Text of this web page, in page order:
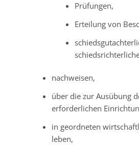
Prüfungen,
Erteilung von
nachweisen,
über die zur Ausübung
erforderlichen
in geordneten
leben,